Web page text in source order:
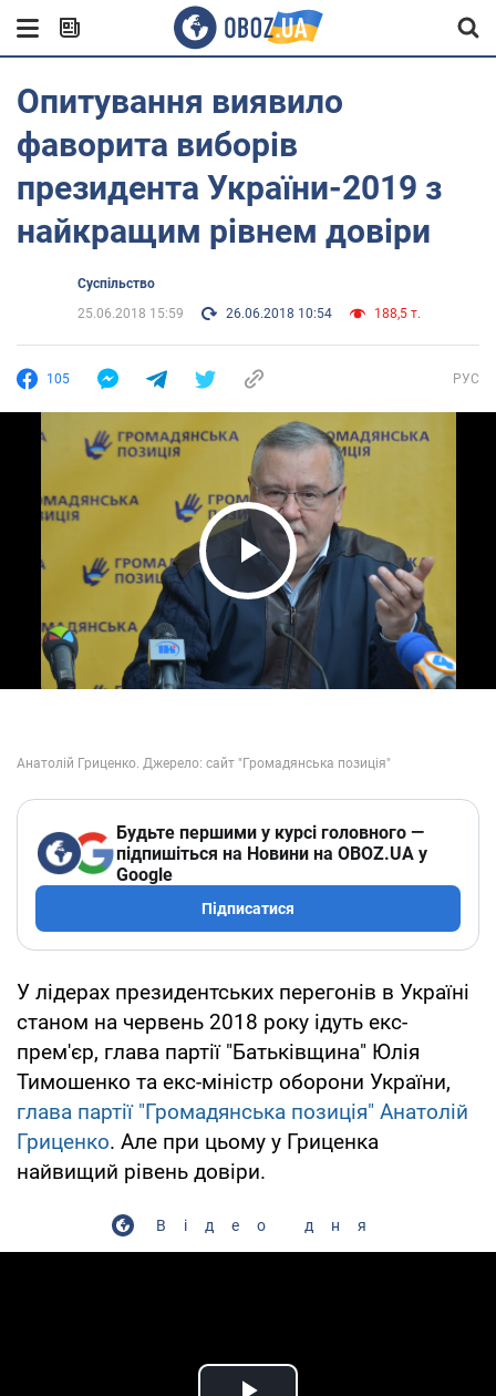
Опитування виявило
фаворита виборів
президента України-2019 з
найкращим рівнем довіри
Суспільство
25.06.2018 15:59
26.06.2018 10:54 188,5 т.
105 РУС
Play Video
Будьте першими у курсі головного —
підпишіться на Новини на OBOZ.UA у
Google
Підписатися
У лідерах президентських перегонів в Україні
станом на червень 2018 року ідуть екс-
прем'єр, глава партії "Батьківщина" Юлія
Тимошенко та екс-міністр оборони України,
глава партії "Громадянська позиція" Анатолій
Гриценко. Але при цьому у Гриценка
найвищий рівень довіри.
Відео дня